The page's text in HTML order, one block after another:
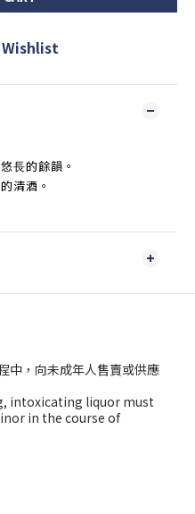
⾧的餘韻。
清酒。
中，向未成年人售賣或供應
intoxicating liquor must
in the course of